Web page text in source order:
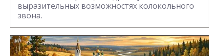
выразительных возможностях колокольного
звона.